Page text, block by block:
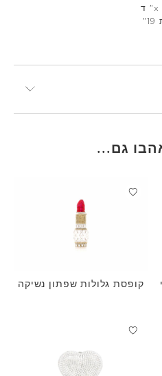
גם...
קופסת גלולות שפתון נשיקה